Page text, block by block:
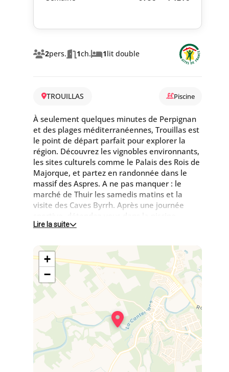
2pers. 1ch. 1lit double
TROUILLAS Piscine
À seulement quelques minutes de Perpignan
et des plages méditerranéennes, Trouillas est
le point de départ parfait pour explorer la
région. Découvrez les vignobles environnants,
les sites culturels comme le Palais des Rois de
Majorque, et partez en randonnée dans le
massif des Aspres. A ne pas manquer : le
marché de Thuir les samedis matins et la
visite des Caves Byrrh. Après une journée
sportive, détendez-vous dans la piscine
intérieure chauffée avec vue sur les vignes.
Ce gîte en rez-de-chaussée se compose :
- Salon
- Cuisine équipée : 4 foyers, four,
réfrigérateur, micro-onde, lave-vaisselle-
cafetière à dosette l’or barista, bouilloire,
grille-pain
- Chambre 1 : 1 lit 160x200
- Salle d’eau avec WC
Terrasse privative. Piscine intérieure chauffée
commune : 5x3, profondeur : 1.50m. Espace
barbecue commun avec plancha. Il y a 2
autres gîtes sur place. Le terrain est clos.
Lire la suite
+
−